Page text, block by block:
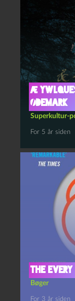
Æ
ødemark
Superkultur-
For 5 år siden
The Every
Bøger
For 3 år siden